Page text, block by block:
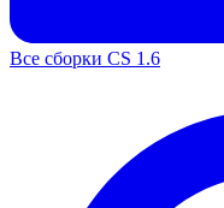
Все сборки CS 1.6